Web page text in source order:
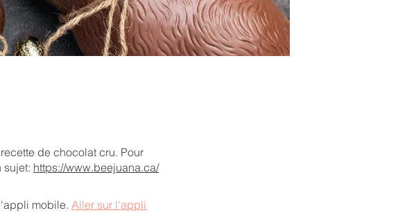
de chocolat cru. Pour
sujet: https://www.beejuana.ca/
mobile. Aller sur l'appli